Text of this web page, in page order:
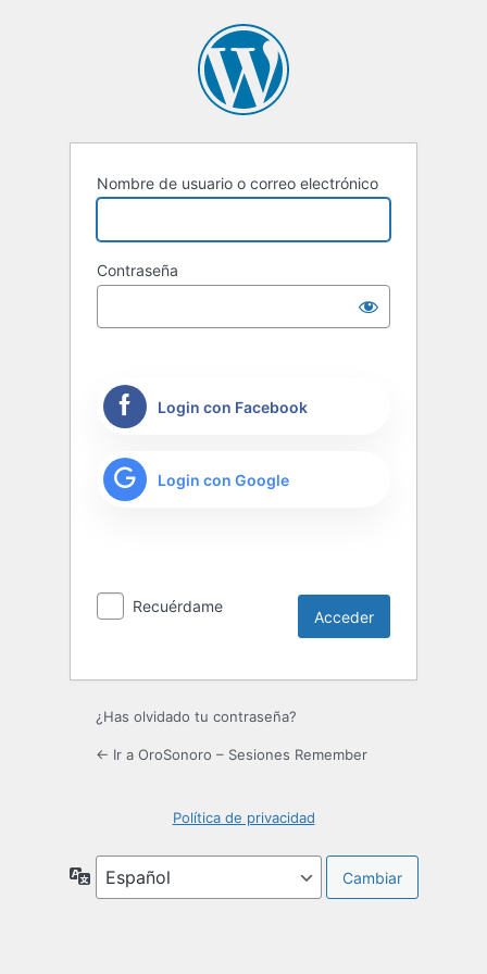
Nombre de usuario o correo electrónico
Contraseña
Login con Facebook
Login con Google
Recuérdame
¿Has olvidado tu contraseña?
← Ir a OroSonoro – Sesiones Remember
Política de privacidad
Idioma